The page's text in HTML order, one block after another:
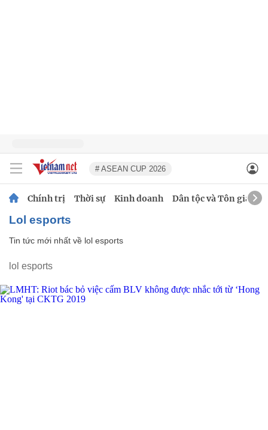
# ASEAN CUP 2026
Chính trị Thời sự Kinh doanh Dân tộc và Tôn giáo
lol esports
Tin tức mới nhất về lol esports
lol esports